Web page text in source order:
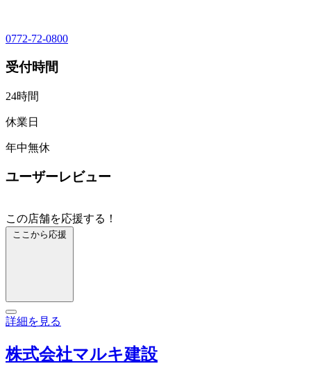
0772-72-0800
受付時間
24時間
休業日
年中無休
ユーザーレビュー
この店舗を応援する！
ここから応援
詳細を見る
株式会社マルキ建設